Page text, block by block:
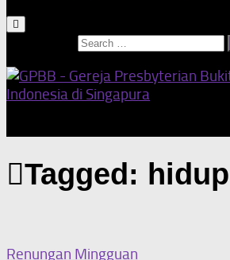
Tagged: hidup
Renungan Mingguan